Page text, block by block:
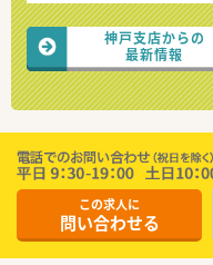
神戸支店からの
最新情報
この求人に
問い合わせる